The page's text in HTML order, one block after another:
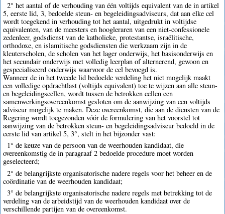
2° het aantal of de verhouding van één voltijds equivalent van de in artikel
5, eerste lid, 3, bedoelde steun- en begeleidingsadviseurs, dat aan elke cel
wordt toegekend in verhouding tot het aantal, uitgedrukt in voltijdse
equivalenten, van de meesters en hoogleraren van een niet-confessionele
zedenleer, godsdienst van de katholieke, protestantse, israëlitische,
orthodoxe, en islamitische godsdiensten die werkzaam zijn in de
kleuterscholen, de scholen van het lager onderwijs, het basisonderwijs en
het secundair onderwijs met volledig leerplan of alternerend, gewoon en
gespecialiseerd onderwijs waarvoor de cel bevoegd is.
Wanneer de in het tweede lid bedoelde verdeling het niet mogelijk maakt
een volledige opdrachtlast (voltijds equivalent) toe te wijzen aan alle steun-
en begeleidingscellen, wordt tussen de betrokken cellen een
samenwerkingsovereenkomst gesloten om de aanwijzing van een voltijds
adviseur mogelijk te maken. Deze overeenkomst, die aan de diensten van de
Regering wordt toegezonden vóór de formulering van het voorstel tot
aanwijzing van de betrokken steun- en begeleidingsadviseur bedoeld in de
eerste lid van artikel 5, 3°, stelt in het bijzonder vast:
1° de keuze van de persoon van de weerhouden kandidaat, die
overeenkomstig de in paragraaf 2 bedoelde procedure moet worden
geselecteerd;
2° de belangrijkste organisatorische nadere regels voor het beheer en de
coördinatie van de weerhouden kandidaat;
3° de belangrijkste organisatorische nadere regels met betrekking tot de
verdeling van de arbeidstijd van de weerhouden kandidaat over de
verschillende partijen van de overeenkomst.